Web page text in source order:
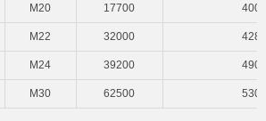
M20 17700 400
M22 32000 428
M24 39200 490
M30 62500 530